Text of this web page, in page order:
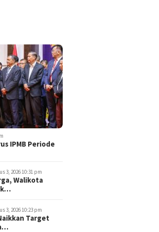
IPMB Periode
3, 2026 10:31 pm
Walikota
3, 2026 10:23 pm
Target